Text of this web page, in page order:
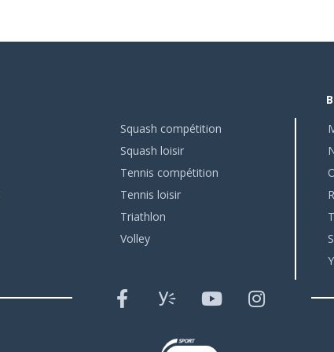
Squash compétition
Squash loisir
Tennis compétition
Tennis loisir
Triathlon
Volley